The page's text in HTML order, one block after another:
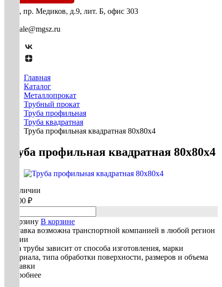
СПб, пр. Медиков, д.9, лит. Б, офис 303
mg-sale@mgsz.ru
Главная
Каталог
Металлопрокат
Трубный прокат
Труба профильная
Труба квадратная
Труба профильная квадратная 80х80х4
Труба профильная квадратная 80х80х4
В наличии
70 800 ₽
В корзину В корзине
Доставка возможна транспортной компанией в любой регион
России
Цена трубы зависит от способа изготовления, марки
материала, типа обработки поверхности, размеров и объема
поставки
Подробнее